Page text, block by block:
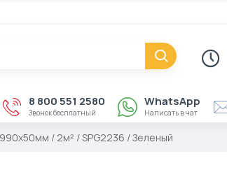
8 800 551 2580
Звонок бесплатный
WhatsApp
Написать в чат
/ 2м² / SPG2236 / Зеленый